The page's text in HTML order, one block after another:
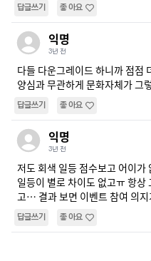
답글쓰기 좋아요
익명
3년 전
다들 다운그레이드 하니까 점점
양심과 무관하게 문화자체가 그
답글쓰기 좋아요
익명
3년 전
저도 회색 일등 점수보고 어이
일등이 별로 차이도 없고ㅠ 항
고… 결과 보면 이벤트 참여 의지
답글쓰기 좋아요